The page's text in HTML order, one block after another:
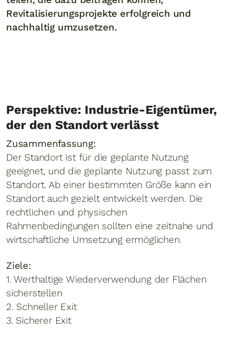
Revitalisierungsprojekte erfolgreich und
nachhaltig umzusetzen.
Perspektive: Industrie-Eigentümer,
der den Standort verlässt
Zusammenfassung:
Der Standort ist für die geplante Nutzung
geeignet, und die geplante Nutzung passt zum
Standort. Ab einer bestimmten Größe kann ein
Standort auch gezielt entwickelt werden. Die
rechtlichen und physischen
Rahmenbedingungen sollten eine zeitnahe und
wirtschaftliche Umsetzung ermöglichen.
Ziele:
1. Werthaltige Wiederverwendung der Flächen
sicherstellen
2. Schneller Exit
3. Sicherer Exit